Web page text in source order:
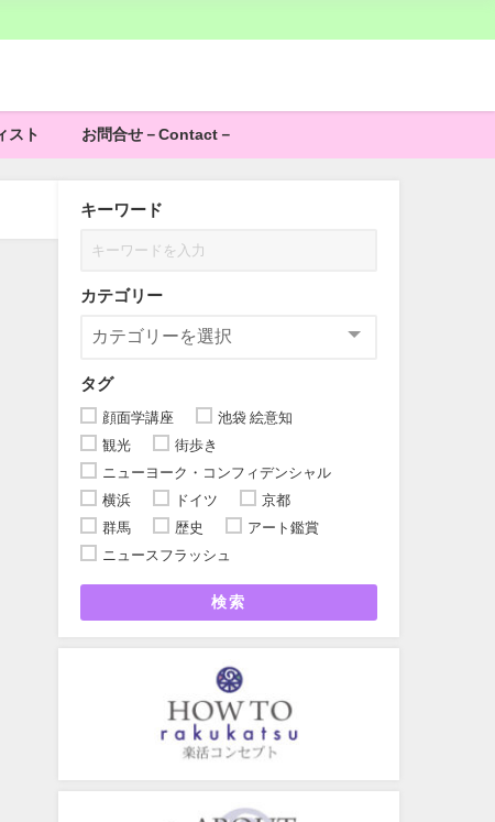
スト お問合せ－Contact－
キーワード
カテゴリー
タグ
顔面学講座
池袋 絵意知
観光
街歩き
ニューヨーク・コンフィデンシャル
横浜
ドイツ
京都
群馬
歴史
アート鑑賞
ニュースフラッシュ
検索